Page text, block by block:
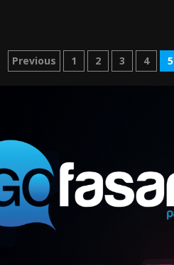
Paginazione
Previous 1 2 3 4 5